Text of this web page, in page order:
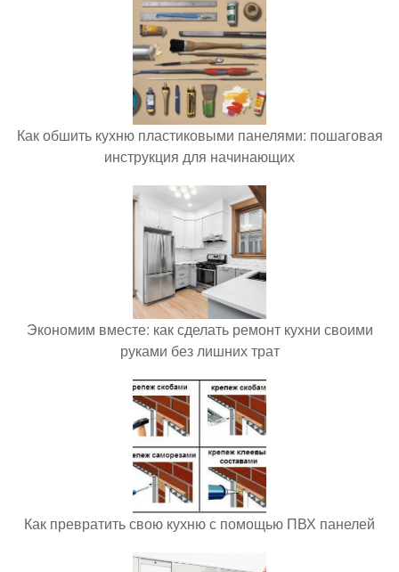
Как обшить кухню пластиковыми панелями: пошаговая
инструкция для начинающих
Экономим вместе: как сделать ремонт кухни своими
руками без лишних трат
Как превратить свою кухню с помощью ПВХ панелей